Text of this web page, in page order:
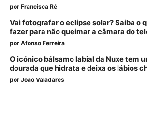
por Francisca Ré
Vai fotografar o eclipse solar? Saiba o
fazer para não queimar a câmara do
por Afonso Ferreira
O icónico bálsamo labial da Nuxe tem
dourada que hidrata e deixa os lábios
por João Valadares